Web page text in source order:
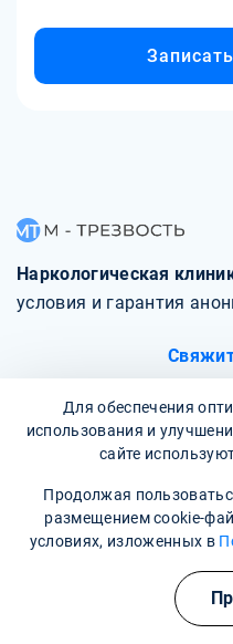
Наркологическая
условия и гарантия
О
Для обеспечения
использования и
сайте
Продолжая
размещением cookie-
условиях, изложенных в